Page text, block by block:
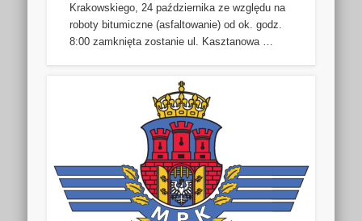
Krakowskiego, 24 października ze względu na
roboty bitumiczne (asfaltowanie) od ok. godz.
8:00 zamknięta zostanie ul. Kasztanowa …